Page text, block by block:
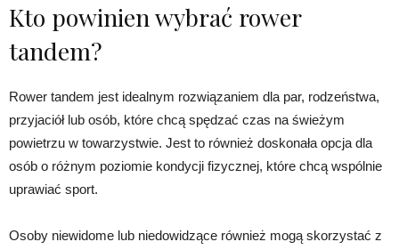
Kto powinien wybrać rower
tandem?
Rower tandem jest idealnym rozwiązaniem dla par, rodzeństwa,
przyjaciół lub osób, które chcą spędzać czas na świeżym
powietrzu w towarzystwie. Jest to również doskonała opcja dla
osób o różnym poziomie kondycji fizycznej, które chcą wspólnie
uprawiać sport.
Osoby niewidome lub niedowidzące również mogą skorzystać z